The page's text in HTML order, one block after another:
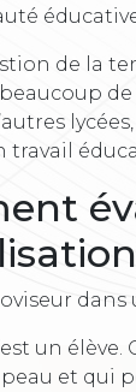
de la
de
travail
dans
un
et qui